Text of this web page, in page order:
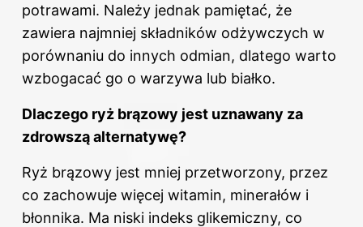
potrawami. Należy jednak pamiętać, że
zawiera najmniej składników odżywczych w
porównaniu do innych odmian, dlatego warto
wzbogacać go o warzywa lub białko.
Dlaczego ryż brązowy jest uznawany za
zdrowszą alternatywę?
Ryż brązowy jest mniej przetworzony, przez
co zachowuje więcej witamin, minerałów i
błonnika. Ma niski indeks glikemiczny, co